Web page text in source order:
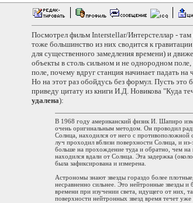
Посмотрел фильм Interstellar/Интерстеллар -
тоже большинство из них сводится к
для существенного замедления времени) и
объекты в столь сильном и не однородном
поле, почему вдруг станция начинает падать
Но на этот раз обойдусь без формул. Пусть это
приведу цитату из книги И.Д. Новикова "Куда
удалена):
В 1968 году американский физик И. Шапиро
очень оригинальным методом. Он проводил
Солнца, находился от него с
луч проходил вблизи поверхности Солнца, и
больше на прохождение туда и обратно, чем на
находился вдали от Солнца. Эта задержка
была зафиксирована и измерена.
Астрономы знают звезды гораздо более
несравненно сильнее. Это нейтронные звезды
времени при изучении света, идущего от них,
поверхности нейтронных звезд время течет уже